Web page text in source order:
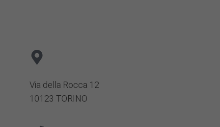
Via della Rocca 12
10123 TORINO